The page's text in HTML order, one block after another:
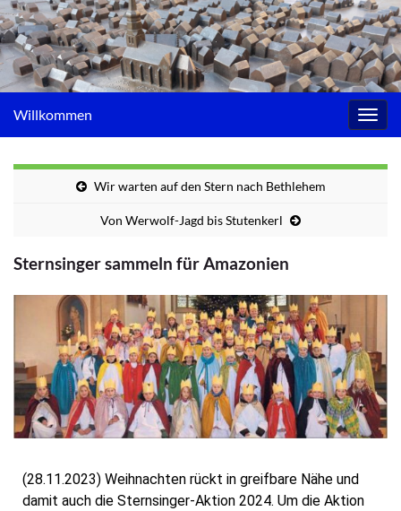
Willkommen
Wir warten auf den Stern nach Bethlehem
Von Werwolf-Jagd bis Stutenkerl
Sternsinger sammeln für Amazonien
(28.11.2023) Weihnachten rückt in greifbare Nähe und
damit auch die Sternsinger-Aktion 2024. Um die Aktion